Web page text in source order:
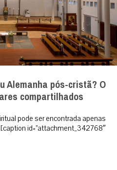
Alemanha pós-cristã? O
compartilhados
pode ser encontrada apenas
id=”attachment_342768″